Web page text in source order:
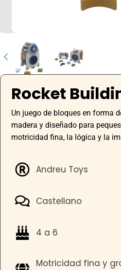
Rocket
Un juego de bloques en forma
madera y diseñado para
motricidad fina, la lógica y la
Andreu Toys
Castellano
4 a 6
Motricidad fina y